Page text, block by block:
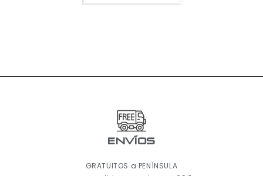
ENVÍOS
GRATUITOS a PENÍNSULA